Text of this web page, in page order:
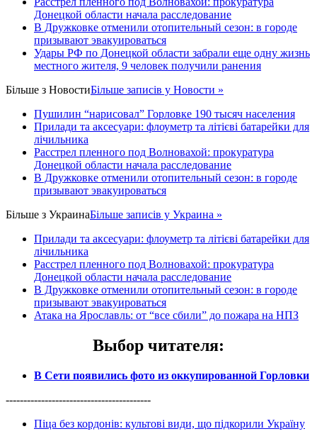
Донецкой области начала расследование
В Дружковке отменили отопительный сезон: в городе
призывают эвакуироваться
Удары РФ по Донецкой области забрали еще одну жизнь
местного жителя, 9 человек получили ранения
Більше з НовостиБільше записів у Новости »
Пушилин “нарисовал” Горловке 190 тысяч населения
Прилади та аксесуари: флоуметр та літієві батарейки для
лічильника
Расстрел пленного под Волновахой: прокуратура
Донецкой области начала расследование
В Дружковке отменили отопительный сезон: в городе
призывают эвакуироваться
Більше з УкраинаБільше записів у Украина »
Прилади та аксесуари: флоуметр та літієві батарейки для
лічильника
Расстрел пленного под Волновахой: прокуратура
Донецкой области начала расследование
В Дружковке отменили отопительный сезон: в городе
призывают эвакуироваться
Атака на Ярославль: от “все сбили” до пожара на НПЗ
Выбор читателя:
В Сети появились фото из оккупированной Горловки
-----------------------------------------
Піца без кордонів: культові види, що підкорили Україну